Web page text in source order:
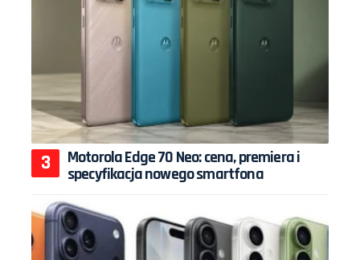
Motorola Edge 70 Neo: cena, premiera i
specyfikacja nowego smartfona